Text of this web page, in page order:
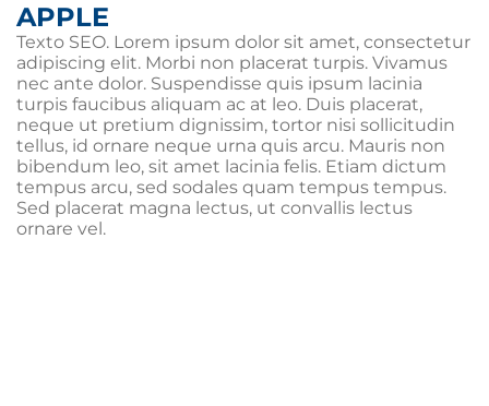
APPLE
Texto SEO. Lorem ipsum dolor sit amet, consectetur
adipiscing elit. Morbi non placerat turpis. Vivamus
nec ante dolor. Suspendisse quis ipsum lacinia
turpis faucibus aliquam ac at leo. Duis placerat,
neque ut pretium dignissim, tortor nisi sollicitudin
tellus, id ornare neque urna quis arcu. Mauris non
bibendum leo, sit amet lacinia felis. Etiam dictum
tempus arcu, sed sodales quam tempus tempus.
Sed placerat magna lectus, ut convallis lectus
ornare vel.